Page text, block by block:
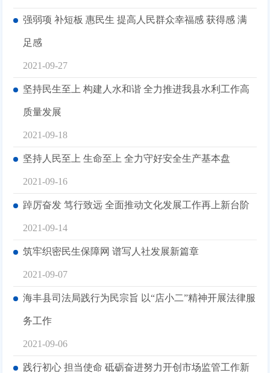
强弱项 补短板 惠民生 提高人民群众幸福感 获得感 满
足感
2021-09-27
坚持民生至上 构建人水和谐 全力推进我县水利工作高
质量发展
2021-09-18
坚持人民至上 生命至上 全力守好安全生产基本盘
2021-09-16
踔厉奋发 笃行致远 全面推动文化发展工作再上新台阶
2021-09-14
筑牢织密民生保障网 谱写人社发展新篇章
2021-09-07
海丰县司法局践行为民宗旨 以“店小二”精神开展法律服
务工作
2021-09-06
践行初心 担当使命 砥砺奋进努力开创市场监管工作新